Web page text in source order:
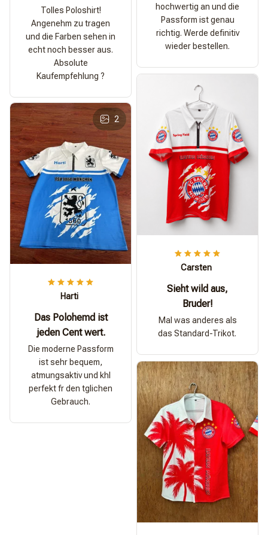
Tolles Poloshirt!
Angenehm zu tragen
und die Farben sehen in
echt noch besser aus.
Absolute
Kaufempfehlung ?
hochwertig an und die
Passform ist genau
richtig. Werde definitiv
wieder bestellen.
Carsten
Sieht wild aus,
Bruder!
Mal was anderes als
das Standard-Trikot.
2
Harti
Das Polohemd ist
jeden Cent wert.
Die moderne Passform
ist sehr bequem,
atmungsaktiv und khl
perfekt fr den tglichen
Gebrauch.